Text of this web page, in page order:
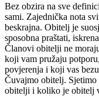
Bez obzira na sve
sami. Zajednička nota
beskrajna. Obitelj je
sposobna praštati,
Članovi obitelji ne
koji vam pružaju
povjerenja i koji vas
Čuvajmo obitelj. Sjetimo
obitelji i koliko je obitelj